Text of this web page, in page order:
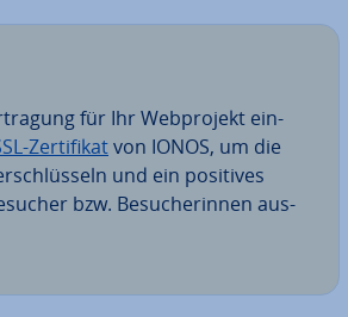
für Ihr Web­pro­jekt ein­
Zer­ti­fi­katvon IONOS, um die
und ein positives
bzw. Be­su­che­rin­nen aus­